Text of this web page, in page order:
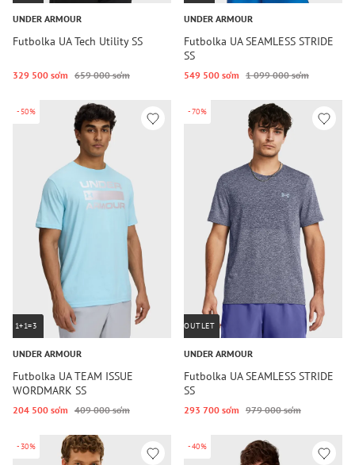
UNDER ARMOUR
Futbolka UA Tech Utility SS
329 500 so‘m 659 000 so‘m
UNDER ARMOUR
Futbolka UA SEAMLESS STRIDE
SS
549 500 so‘m 1 099 000 so‘m
-50%
1+1=3
UNDER ARMOUR
Futbolka UA TEAM ISSUE
WORDMARK SS
204 500 so‘m 409 000 so‘m
-70%
OUTLET
UNDER ARMOUR
Futbolka UA SEAMLESS STRIDE
SS
293 700 so‘m 979 000 so‘m
-30% -40%